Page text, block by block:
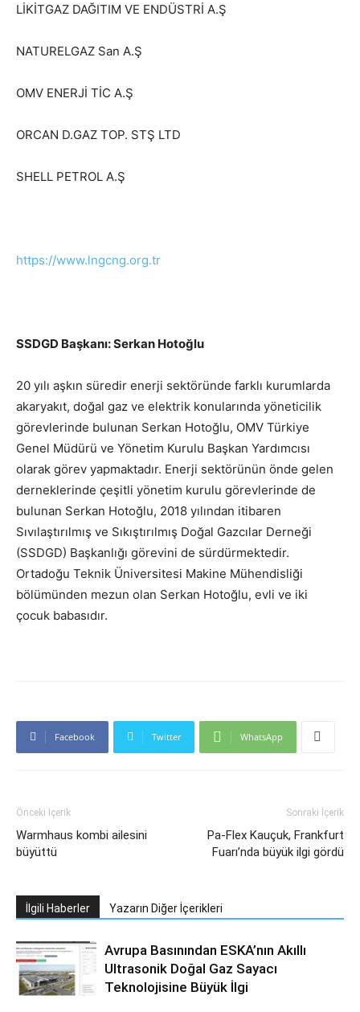
LİKİTGAZ DAĞITIM VE ENDÜSTRİ A.Ş
NATURELGAZ San A.Ş
OMV ENERJİ TİC A.Ş
ORCAN D.GAZ TOP. STŞ LTD
SHELL PETROL A.Ş
https://www.lngcng.org.tr
SSDGD Başkanı: Serkan Hotoğlu
20 yılı aşkın süredir enerji sektöründe farklı kurumlarda
akaryakıt, doğal gaz ve elektrik konularında yöneticilik
görevlerinde bulunan Serkan Hotoğlu, OMV Türkiye
Genel Müdürü ve Yönetim Kurulu Başkan Yardımcısı
olarak görev yapmaktadır. Enerji sektörünün önde gelen
derneklerinde çeşitli yönetim kurulu görevlerinde de
bulunan Serkan Hotoğlu, 2018 yılından itibaren
Sıvılaştırılmış ve Sıkıştırılmış Doğal Gazcılar Derneği
(SSDGD) Başkanlığı görevini de sürdürmektedir.
Ortadoğu Teknik Üniversitesi Makine Mühendisliği
bölümünden mezun olan Serkan Hotoğlu, evli ve iki
çocuk babasıdır.
Facebook Twitter WhatsApp
Önceki İçerik
Warmhaus kombi ailesini
büyüttü
Sonraki İçerik
Pa-Flex Kauçuk, Frankfurt
Fuarı’nda büyük ilgi gördü
İlgili Haberler Yazarın Diğer İçerikleri
Avrupa Basınından ESKA’nın Akıllı
Ultrasonik Doğal Gaz Sayacı
Teknolojisine Büyük İlgi